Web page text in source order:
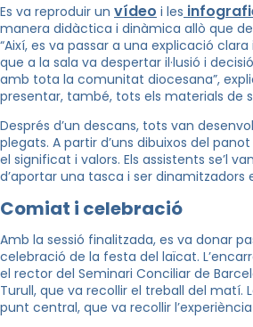
Es va reproduir un vídeo i les
manera didàctica i dinàmica allò que
“Així, es va passar a una explicació
que a la sala va despertar il·lusió i
amb tota la comunitat diocesana”,
presentar, també, tots els materials de
Després d’un descans, tots van
plegats. A partir d’uns dibuixos del
el significat i valors. Els assistents se’l
d’aportar una tasca i ser dinamitzadors
Comiat i celebració
Amb la sessió finalitzada, es va donar
celebració de la festa del laïcat.
el rector del Seminari Conciliar de
Turull, que va recollir el treball del matí.
punt central, que va recollir l’experiència